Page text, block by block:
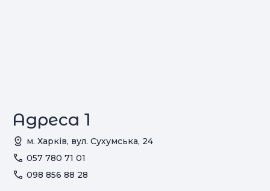
Адреса 1
м. Харків, вул. Сухумська, 24
057 780 71 01
098 856 88 28